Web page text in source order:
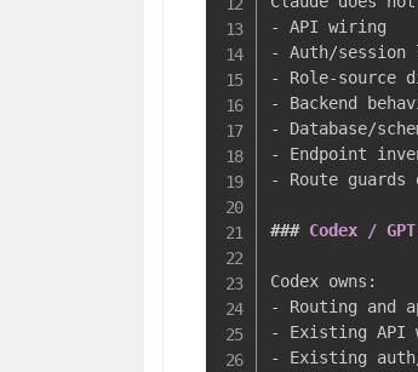
-
-
-
-
-
-
-
Route
### Codex /
-
-
-